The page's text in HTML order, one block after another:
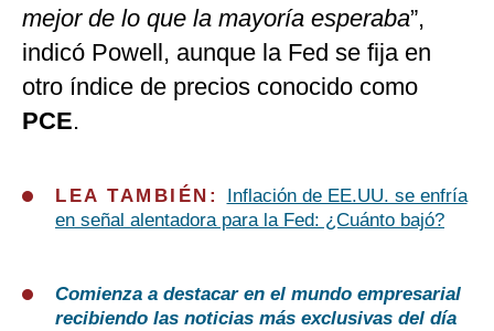
mejor de lo que la mayoría esperaba”,
indicó Powell, aunque la Fed se fija en
otro índice de precios conocido como
PCE.
LEA TAMBIÉN:
Inflación de EE.UU. se enfría
en señal alentadora para la Fed: ¿Cuánto bajó?
Comienza a destacar en el mundo empresarial
recibiendo las noticias más exclusivas del día